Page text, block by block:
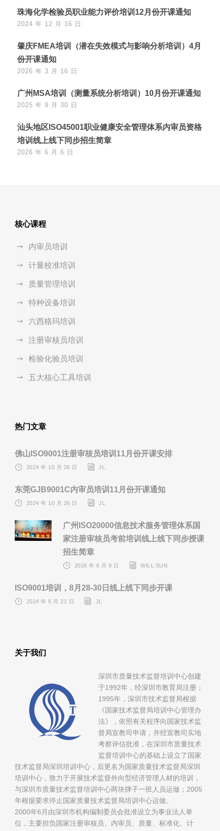
珠海化学检验员职业能力评价培训12月份开课通知
2024 年 12 月 16 日
肇庆FMEA培训（潜在失效模式与影响分析培训）4月
份开课通知
2026 年 3 月 16 日
广州MSA培训（测量系统分析培训）10月份开课通知
2025 年 9 月 30 日
汕头地区ISO45001职业健康安全管理体系内审员资格
培训线上线下同步招生简章
2026 年 6 月 6 日
核心课程
内审员培训
计量校准培训
质量管理培训
特种设备培训
六西格玛培训
注册审核员培训
检验化验员培训
五大核心工具培训
热门文章
佛山ISO9001注册审核员培训11月份开课安排
2024 年 10 月 26 日 JL
东莞GJB9001C内审员培训11月份开课通知
2024 年 10 月 26 日 JL
广州ISO20000信息技术服务管理体系国
家注册审核员考前培训线上线下同步授课
招生简章
2026 年 6 月 9 日 WILL.SUN
ISO9001培训，8月28-30日线上线下同步开课
2024 年 5 月 21 日 JL
关于我们
深圳市质量技术监督培训中心创建
于1992年，经深圳市教育局注册；
1995年，深圳市技术监督局根据
《国家技术监督局培训中心管理办
法》，依照有关程序向国家技术监
督局宣教司申请，并经宣教司实地
考察评估批准，在深圳市质量技术
监督培训中心的基础上设立了国家
技术监督局深圳培训中心，后更名为国家质量技术监督局深圳
培训中心，致力于开展技术监督外向型经济管理人材的培训，
与深圳市质量技术监督培训中心两块牌子一班人员运做；2005
年根据要求停止国家质量技术监督局培训中心运做。
2000年6月由深圳市机构编制委员会批准设立为事业法人单
位，主要担负国家注册审核员、内审员、质量、标准化、计